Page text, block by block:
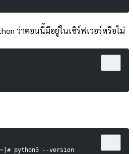
ว่าตอนนี้มีอยู่ในเซิร์ฟเวอร์หรือไม่
python3 --version